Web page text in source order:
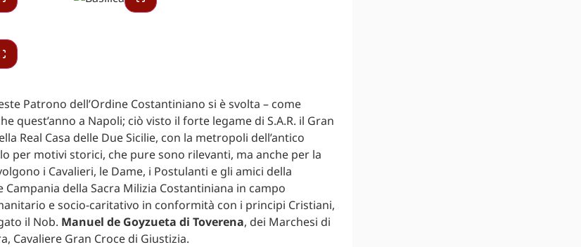
Patrono dell’Ordine Costantiniano si è svolta – come
quest’anno a Napoli; ciò visto il forte legame di S.A.R. il Gran
Real Casa delle Due Sicilie, con la metropoli dell’antico
per motivi storici, che pure sono rilevanti, ma anche per la
i Cavalieri, le Dame, i Postulanti e gli amici della
Campania della Sacra Milizia Costantiniana in campo
e socio-caritativo in conformità con i principi Cristiani,
il Nob. Manuel de Goyzueta di Toverena, dei Marchesi di
Cavaliere Gran Croce di Giustizia.